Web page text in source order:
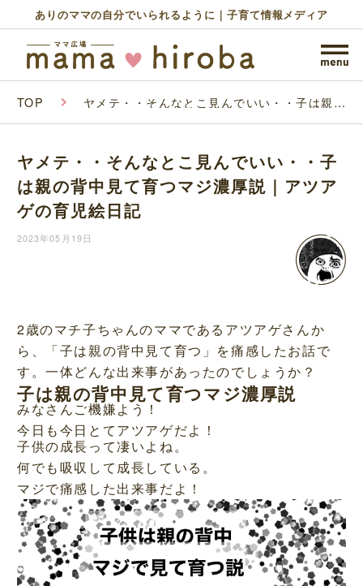
ありのママの自分でいられるように｜子育て情報メディア
TOP ヤメテ・・そんなとこ見んでいい・・子は親の
記
ヤメテ・・そんなとこ見んでいい・・子
は親の背中見て育つマジ濃厚説｜アツア
ゲの育児絵日記
2023年05月19日
2歳のマチ子ちゃんのママであるアツアゲさんか
ら、「子は親の背中見て育つ」を痛感したお話で
す。一体どんな出来事があったのでしょうか？
子は親の背中見て育つマジ濃厚説
みなさんご機嫌よう！
今日も今日とてアツアゲだよ！
子供の成長って凄いよね。
何でも吸収して成長している。
マジで痛感した出来事だよ！